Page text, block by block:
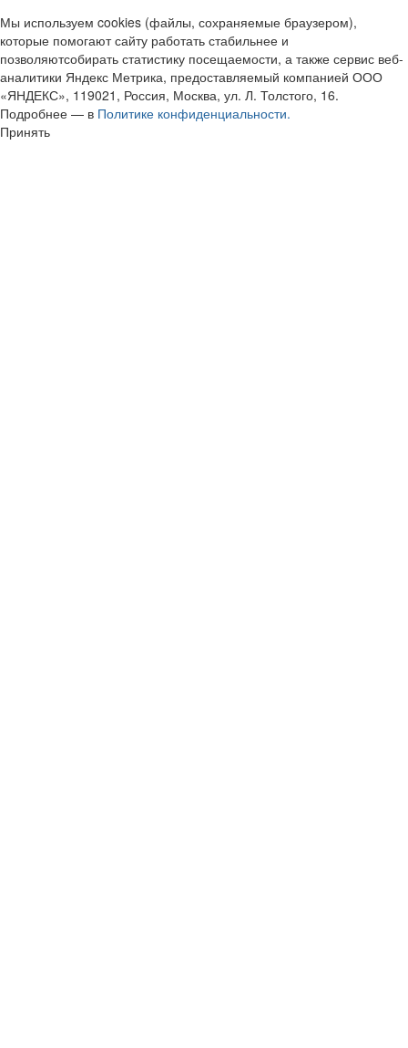
Мы используем cookies (файлы, сохраняемые браузером),
которые помогают сайту работать стабильнее и
позволяютсобирать статистику посещаемости, а также сервис веб-
аналитики Яндекс Метрика, предоставляемый компанией ООО
«ЯНДЕКС», 119021, Россия, Москва, ул. Л. Толстого, 16.
Подробнее — в Политике конфиденциальности.
Принять